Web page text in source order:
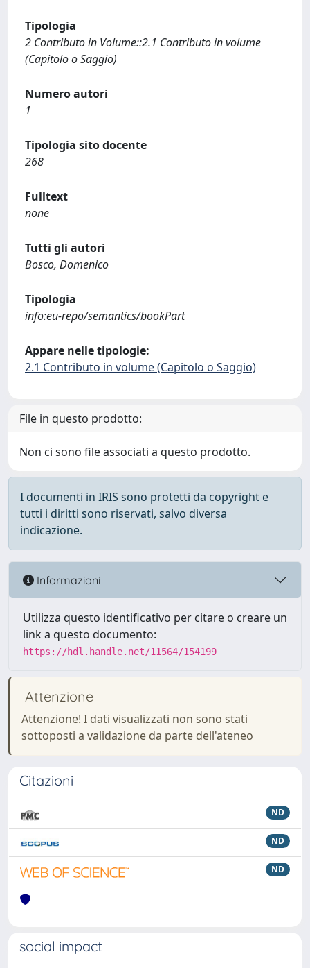
Tipologia
2 Contributo in Volume::2.1 Contributo in volume
(Capitolo o Saggio)
Numero autori
1
Tipologia sito docente
268
Fulltext
none
Tutti gli autori
Bosco, Domenico
Tipologia
info:eu-repo/semantics/bookPart
Appare nelle tipologie:
2.1 Contributo in volume (Capitolo o Saggio)
File in questo prodotto:
Non ci sono file associati a questo prodotto.
I documenti in IRIS sono protetti da copyright e
tutti i diritti sono riservati, salvo diversa
indicazione.
Informazioni
Utilizza questo identificativo per citare o creare un
link a questo documento:
https://hdl.handle.net/11564/154199
Attenzione
Attenzione! I dati visualizzati non sono stati
sottoposti a validazione da parte dell'ateneo
Citazioni
ND
ND
ND
social impact